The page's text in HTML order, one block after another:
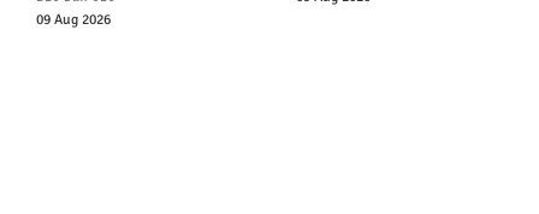
09 Aug 2026